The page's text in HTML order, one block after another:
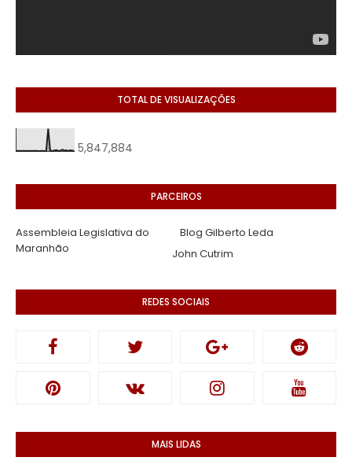
TOTAL DE VISUALIZAÇÕES
5,847,884
PARCEIROS
Assembleia Legislativa do
Maranhão
Blog Gilberto Leda
John Cutrim
REDES SOCIAIS
MAIS LIDAS